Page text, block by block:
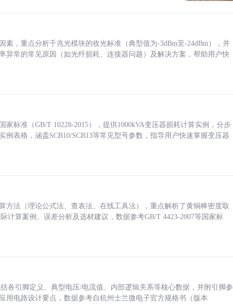
素，重点分析千兆光模块的收光标准（典型值为-3dBm至-24dBm），并
异常的常见原因（如光纤损耗、连接器问题）及解决方案，帮助用户快
标准（GB/T 10228-2015），提供1000kVA变压器损耗计算实例，分步
表格，涵盖SCB10/SCB13等常见型号参数，指导用户快速掌握变压器
方法（理论公式法、查表法、在线工具法），重点解析了黄铜棒密度取
计算案例、误差分析及选材建议，数据参考GB/T 4423-2007等国家标
各引脚定义、典型电压/电流值、内部逻辑关系等核心数据，并附引脚参
用电路设计要点，数据参考自杭州士兰微电子官方规格书（版本